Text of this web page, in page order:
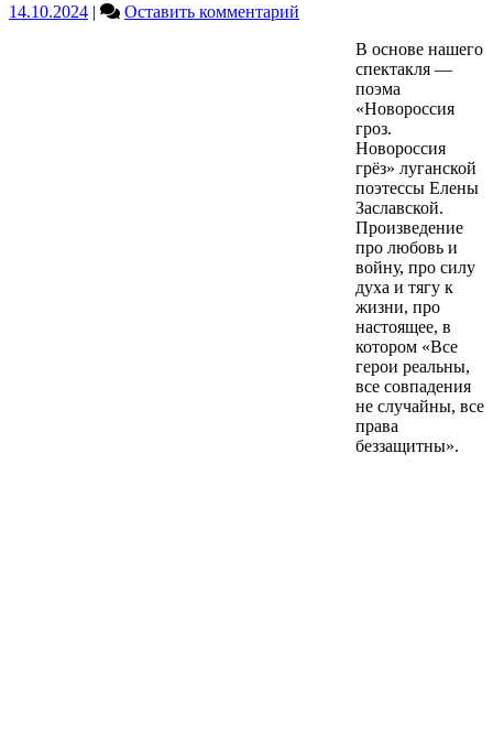
14.10.2024 | Оставить комментарий
Куликова
спектакле
«Новороссия»
В основе нашего
спектакля —
поэма
«Новороссия
гроз.
Новороссия
грёз» луганской
поэтессы Елены
Заславской.
Произведение
про любовь и
войну, про силу
духа и тягу к
жизни, про
настоящее, в
котором «Все
герои реальны,
все совпадения
не случайны, все
права
беззащитны».